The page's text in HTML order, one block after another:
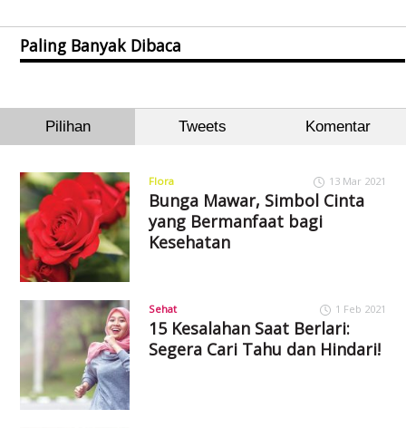
Paling Banyak Dibaca
Pilihan Tweets Komentar
Flora 13 Mar 2021
Bunga Mawar, Simbol Cinta
yang Bermanfaat bagi
Kesehatan
Sehat 1 Feb 2021
15 Kesalahan Saat Berlari:
Segera Cari Tahu dan Hindari!